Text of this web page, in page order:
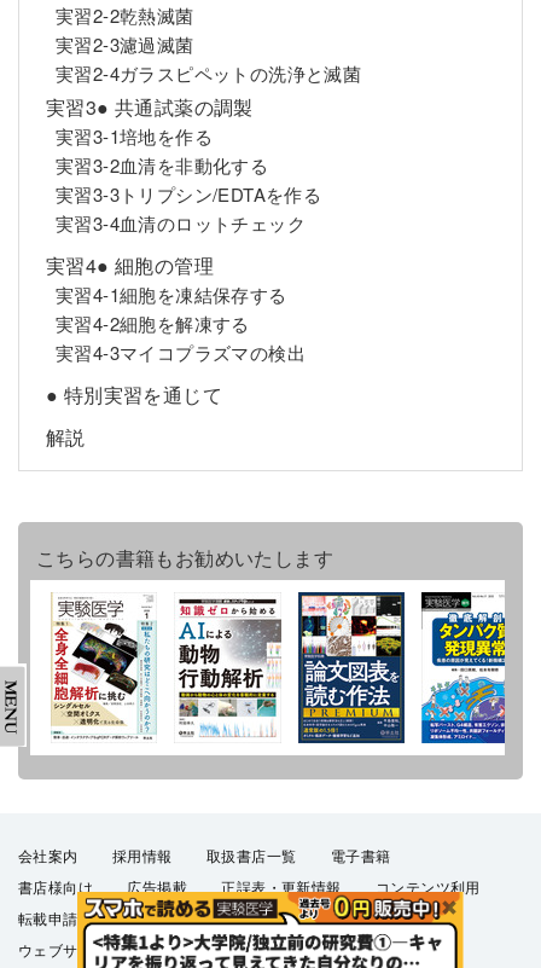
実習2-2乾熱滅菌
実習2-3濾過滅菌
実習2-4ガラスピペットの洗浄と滅菌
実習3● 共通試薬の調製
実習3-1培地を作る
実習3-2血清を非動化する
実習3-3トリプシン/EDTAを作る
実習3-4血清のロットチェック
実習4● 細胞の管理
実習4-1細胞を凍結保存する
実習4-2細胞を解凍する
実習4-3マイコプラズマの検出
● 特別実習を通じて
解説
こちらの書籍もお勧めいたします
会社案内 採用情報 取扱書店一覧
電子書籍
書店様向け
広告掲載 正誤表・更新情報
コンテンツ利用
転載申請
プライバシーポリシー
羊土社会員規約
ウェブサイト利用規約
羊土社のSNS・メールマガジン